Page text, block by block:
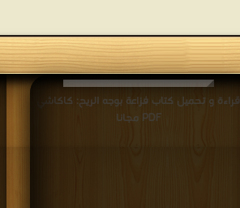
قراءة و تحميل كتاب فزاعة بوجه الريح: كاكاشي
PDF مجانا